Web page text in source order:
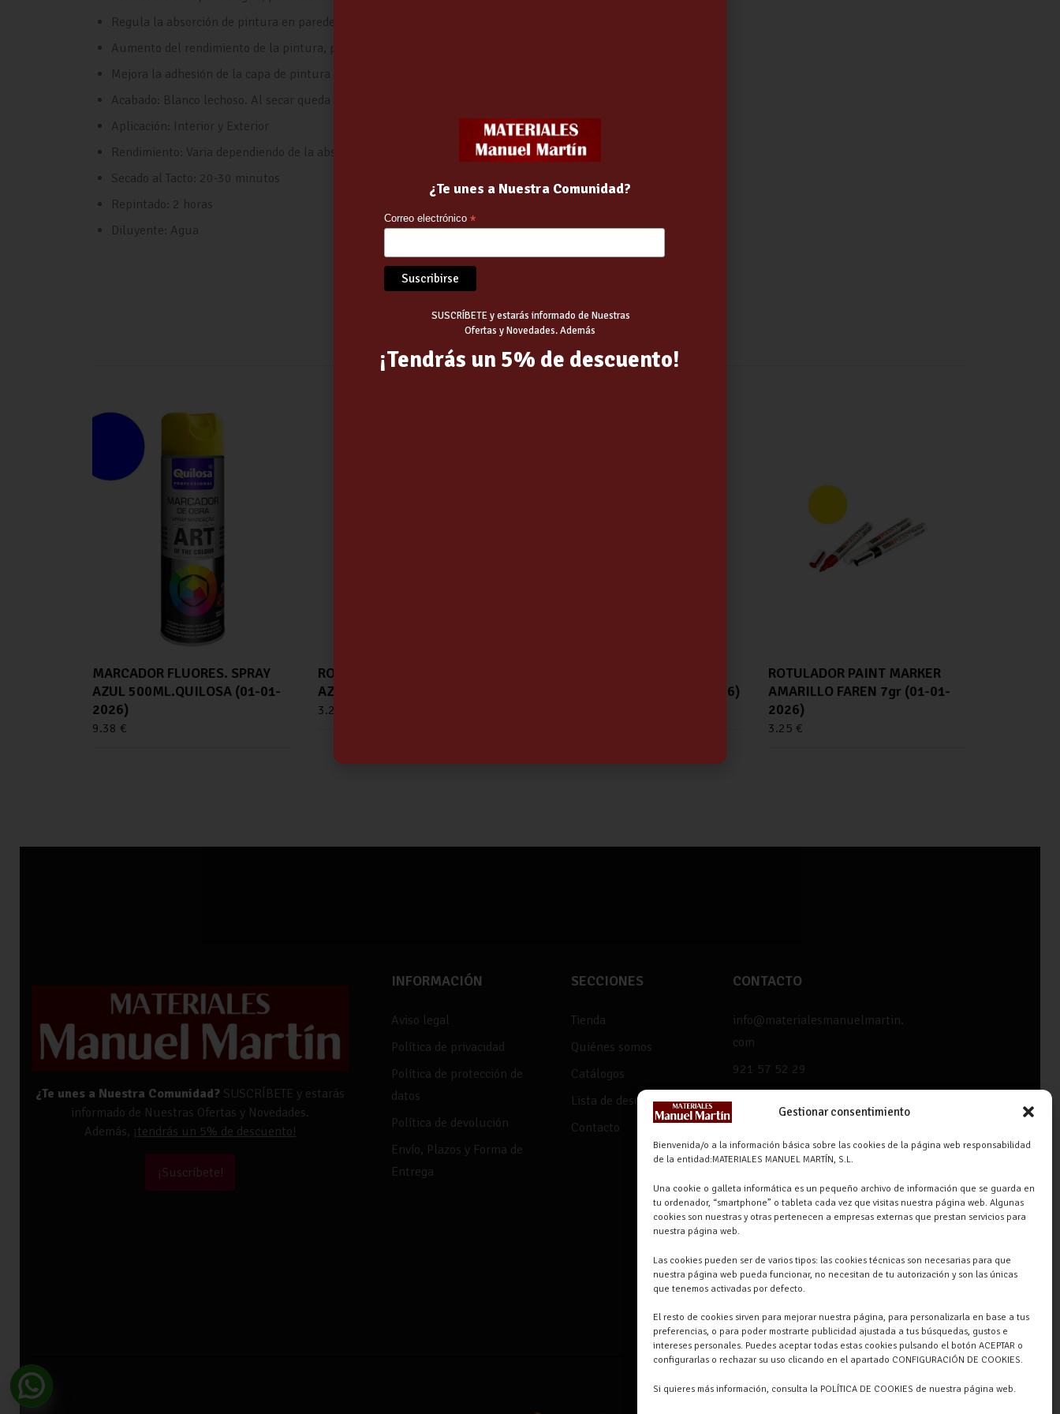
Gestionar consentimiento
Bienvenida/o a la información básica sobre las cookies de la página web responsabilidad
de la entidad:MATERIALES MANUEL MARTÍN, S.L.
Una cookie o galleta informática es un pequeño archivo de información que se guarda en
tu ordenador, “smartphone” o tableta cada vez que visitas nuestra página web. Algunas
cookies son nuestras y otras pertenecen a empresas externas que prestan servicios para
nuestra página web.
Las cookies pueden ser de varios tipos: las cookies técnicas son necesarias para que
nuestra página web pueda funcionar, no necesitan de tu autorización y son las únicas
que tenemos activadas por defecto.
El resto de cookies sirven para mejorar nuestra página, para personalizarla en base a tus
preferencias, o para poder mostrarte publicidad ajustada a tus búsquedas, gustos e
intereses personales. Puedes aceptar todas estas cookies pulsando el botón ACEPTAR o
configurarlas o rechazar su uso clicando en el apartado CONFIGURACIÓN DE COOKIES.
Si quieres más información, consulta la POLÍTICA DE COOKIES de nuestra página web.
Regula la absorción de pintura en paredes nuevas y en soportes pintadas o en mal estado
Aumento del rendimiento de la pintura, por regulación de la absorción del paramento
Mejora la adhesión de la capa de pintura
Acabado: Blanco lechoso. Al secar queda transparente
Aplicación: Interior y Exterior
Rendimiento: Varia dependiendo de la absorción del soporte. 12-20 m2/litro (diluido)
Secado al Tacto: 20-30 minutos
Repintado: 2 horas
Diluyente: Agua
Related products
MARCADOR FLUORES. SPRAY
AZUL 500ML.QUILOSA (01-01-
2026)
9.38 €
ROTULADOR PAINT MARKER
AZUL FAREN 7gr (01-01-2026)
3.25
NEGRO FAREN 7gr (01-01-2026)
ROTULADOR PAINT MARKER
AMARILLO FAREN 7gr (01-01-
2026)
3.25 €
¿Te unes a Nuestra Comunidad? SUSCRÍBETE y estarás
informado de Nuestras Ofertas y Novedades.
Además, ¡tendrás un 5% de descuento!
¡Suscríbete!
INFORMACIÓN
Aviso legal
Política de privacidad
Política de protección de
datos
Política de devolución
Envío, Plazos y Forma de
Entrega
SECCIONES
Tienda
Quiénes somos
Catálogos
Lista de deseos
Contacto
CONTACTO
info@materialesmanuelmartin.
com
921 57 52 29
Turégano-Navas de Oro, 47,
40280 Navalmanzano, Segovia,
ESPAÑA
¿Te unes a Nuestra Comunidad?
Correo electrónico *
SUSCRÍBETE y estarás informado de Nuestras
Ofertas y Novedades. Además
¡Tendrás un 5% de descuento!